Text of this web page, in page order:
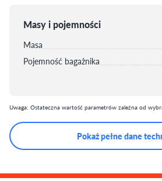
Masy i pojemności
Masa
Pojemność bagażnika
Uwaga: Ostateczna wartość parametrów zależna od
Pokaż pełne dane